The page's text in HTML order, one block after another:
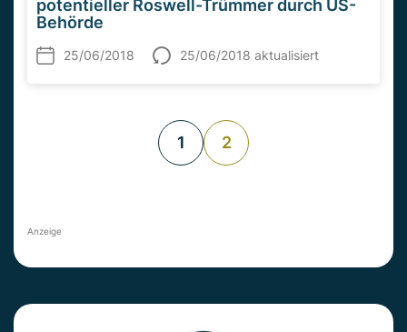
potentieller Roswell-Trümmer durch US-
Behörde
25/06/2018 25/06/2018 aktualisiert
1 2
Anzeige